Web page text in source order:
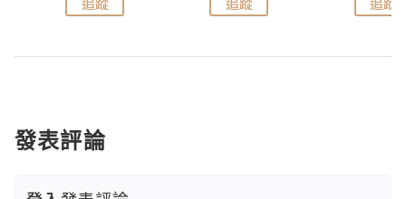
發表評論